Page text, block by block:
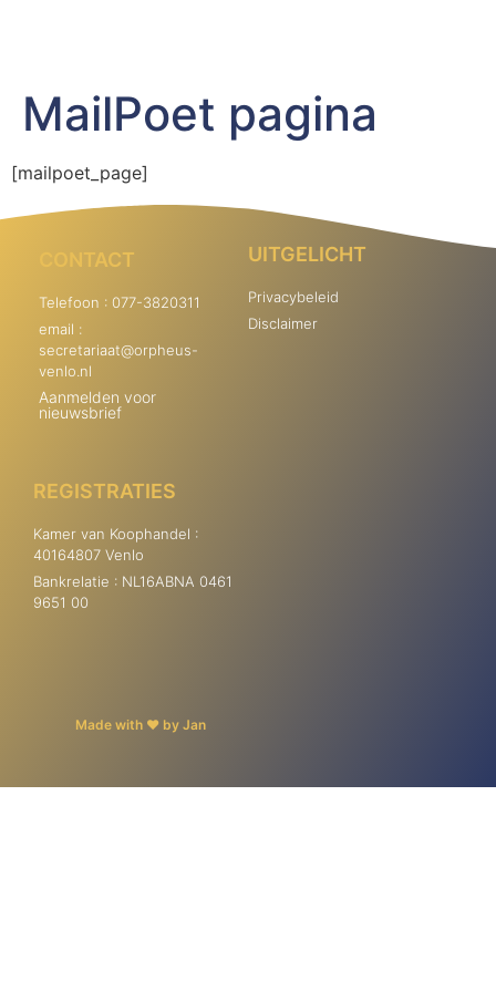
MailPoet pagina
[mailpoet_page]
CONTACT
Telefoon : 077-3820311
email :
secretariaat@orpheus-
venlo.nl
Aanmelden voor
nieuwsbrief
UITGELICHT
Privacybeleid
Disclaimer
REGISTRATIES
Kamer van Koophandel :
40164807 Venlo
Bankrelatie : NL16ABNA 0461
9651 00
Made with ❤ by Jan